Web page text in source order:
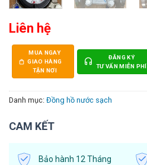
Liên hệ
MUA NGAY
GIAO HÀNG
TẬN NƠI
ĐĂNG KÝ
TƯ VẤN MIỄN PHÍ
Danh mục: Đồng hồ nước sạch
CAM KẾT
Bảo hành 12 Tháng